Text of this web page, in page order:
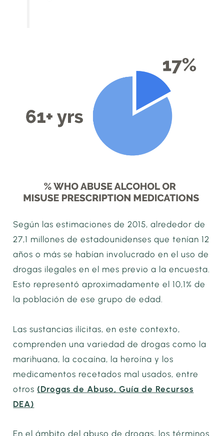
Según las estimaciones de 2015, alrededor de
27,1 millones de estadounidenses que tenían 12
años o más se habían involucrado en el uso de
drogas ilegales en el mes previo a la encuesta.
Esto representó aproximadamente el 10,1% de
la población de ese grupo de edad.
Las sustancias ilícitas, en este contexto,
comprenden una variedad de drogas como la
marihuana, la cocaína, la heroína y los
medicamentos recetados mal usados, entre
otros (Drogas de Abuso, Guía de Recursos
DEA)
En el ámbito del abuso de drogas, los términos